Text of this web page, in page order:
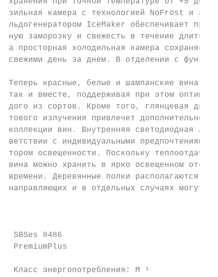
зильная камера с технологией NoFrost
льдогенератором IceMaker
ную заморозку и свежесть в течение
а просторная холодильная камера
свежими день за днем. В отделении с
Теперь красные, белые и шампанские
так и вместе, поддерживая при этом
дого из сортов. Кроме того, глянцевая
тового излучения привлечет
коллекции вин. Внутренняя светодиодная
ветствии с индивидуальными
тором освещенности. Поскольку
вина можно хранить в ярко освещенном
времени. Деревянные полки
направляющих и в отдельных случаях
SBSes 8486
PremiumPlus
Класс энергопотребления: M ¹